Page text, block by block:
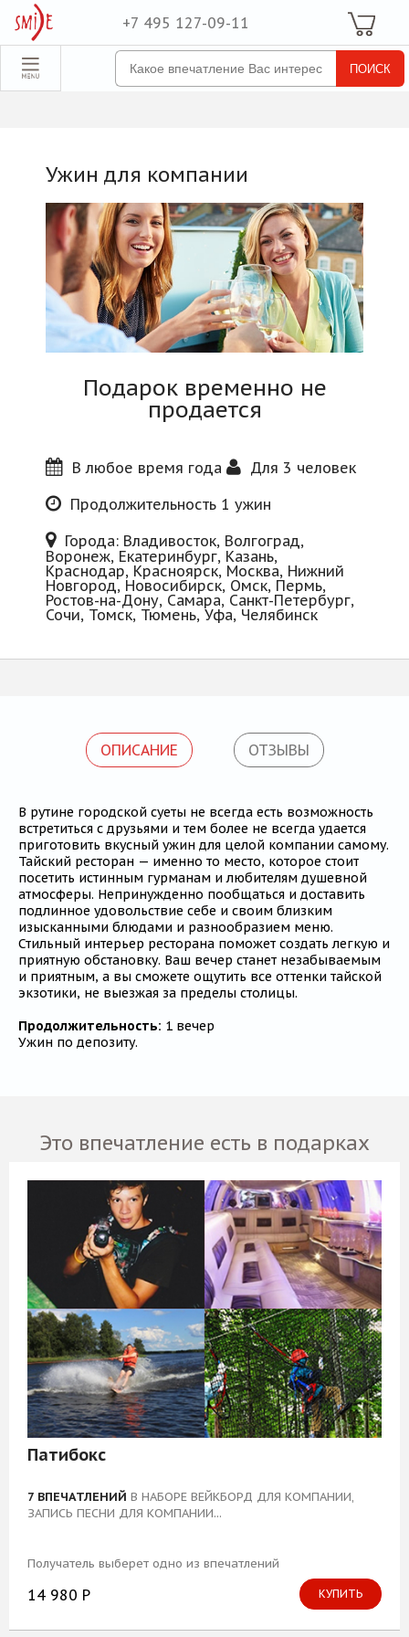
Для неё
набор
Для двоих
Экстрим
поводу
компании
наборы
+7 495 127-09-11 Ваша Корзина
Ужин для компании
Подарок временно не
продается
В любое время года
Для 3 человек
Продолжительность 1 ужин
Города: Владивосток, Волгоград,
Воронеж, Екатеринбург, Казань,
Краснодар, Красноярск, Москва, Нижний
Новгород, Новосибирск, Омск, Пермь,
Ростов-на-Дону, Самара, Санкт-Петербург,
Сочи, Томск, Тюмень, Уфа, Челябинск
ОПИСАНИЕ ОТЗЫВЫ
В рутине городской суеты не всегда есть возможность
встретиться с друзьями и тем более не всегда удается
приготовить вкусный ужин для целой компании самому.
Тайский ресторан — именно то место, которое стоит
посетить истинным гурманам и любителям душевной
атмосферы. Непринужденно пообщаться и доставить
подлинное удовольствие себе и своим близким
изысканными блюдами и разнообразием меню.
Стильный интерьер ресторана поможет создать легкую и
приятную обстановку. Ваш вечер станет незабываемым
и приятным, а вы сможете ощутить все оттенки тайской
экзотики, не выезжая за пределы столицы.
Продолжительность: 1 вечер
Ужин по депозиту.
Это впечатление есть в подарках
Патибокс
7 ВПЕЧАТЛЕНИЙ В НАБОРЕ ВЕЙКБОРД ДЛЯ КОМПАНИИ,
ЗАПИСЬ ПЕСНИ ДЛЯ КОМПАНИИ...
Получатель выберет одно из впечатлений
14 980 Р КУПИТЬ